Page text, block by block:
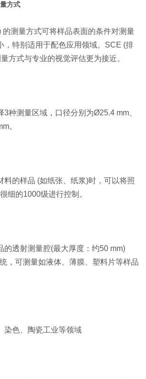
方式
的测量方式可将样品表面的条件对测量
，特别适用于配色应用领域。SCE (排
方式与专业的视觉评估更为接近。
3种测量区域，口径分别为Ø25.4 mm、
。
料的样品 (如纸张、纸浆)时，可以将照
细的1000级进行控制。
的透射测量腔(最大厚度：约50 mm)
，可测量如液体、薄膜、塑料片等样品
染色、陶瓷工业等领域